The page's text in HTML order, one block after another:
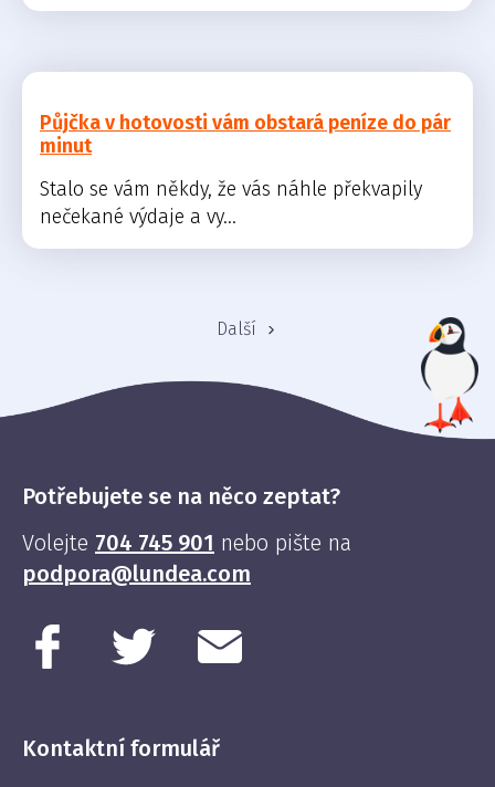
Půjčka v hotovosti vám obstará peníze do pár
minut
Stalo se vám někdy, že vás náhle překvapily
nečekané výdaje a vy...
Další
Potřebujete se na něco zeptat?
Volejte 704 745 901 nebo pište na
podpora@lundea.com
Kontaktní formulář